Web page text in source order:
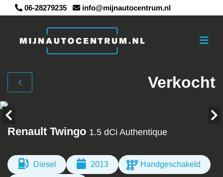
06-28279235 info@mijnautocentrum.nl
Verkocht
Renault Twingo 1.5 dCi Authentique
Diesel 2013 Handgeschakeld